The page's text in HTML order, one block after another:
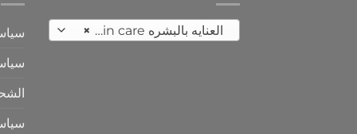
× العنايه بالبشره Skin care